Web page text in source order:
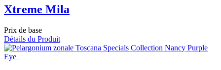
Xtreme Mila
Prix de base
Détails du Produit